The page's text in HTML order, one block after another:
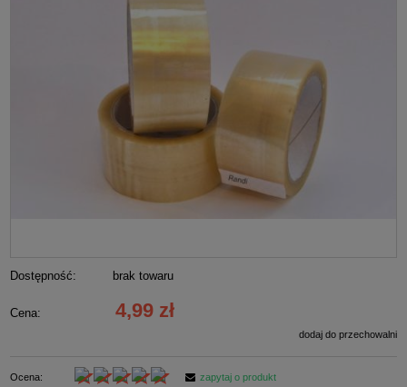
Dostępność: brak towaru
Cena: 4,99 zł
dodaj do przechowalni
Ocena:
zapytaj o produkt